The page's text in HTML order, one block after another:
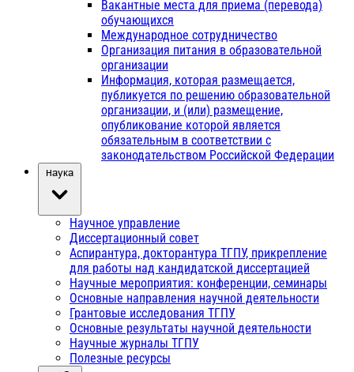
Вакантные места для приема (перевода)
обучающихся
Международное сотрудничество
Организация питания в образовательной
организации
Информация, которая размещается,
публикуется по решению образовательной
организации, и (или) размещение,
опубликование которой является
обязательным в соответствии с
законодательством Российской Федерации
Наука
Научное управление
Диссертационный совет
Аспирантура, докторантура ТГПУ, прикрепление
для работы над кандидатской диссертацией
Научные мероприятия: конференции, семинары
Основные направления научной деятельности
Грантовые исследования ТГПУ
Основные результаты научной деятельности
Научные журналы ТГПУ
Полезные ресурсы